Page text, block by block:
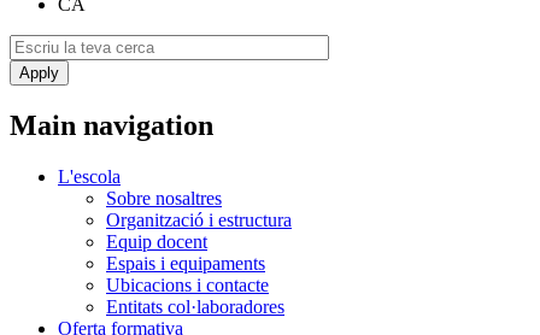
Main navigation
L'escola
Sobre nosaltres
Organització i estructura
Equip docent
Espais i equipaments
Ubicacions i contacte
Entitats col·laboradores
Oferta formativa